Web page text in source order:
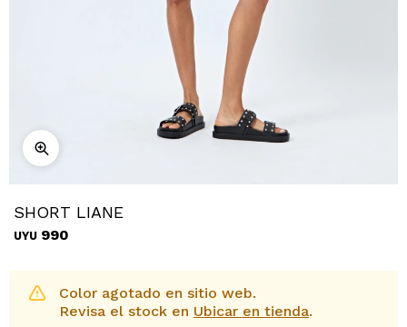
SHORT LIANE
UYU 990
Color agotado en sitio web.
Revisa el stock en Ubicar en tienda.